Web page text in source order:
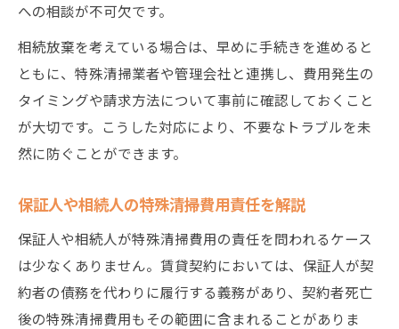
への相談が不可欠です。
相続放棄を考えている場合は、早めに手続きを進めると
ともに、特殊清掃業者や管理会社と連携し、費用発生の
タイミングや請求方法について事前に確認しておくこと
が大切です。こうした対応により、不要なトラブルを未
然に防ぐことができます。
保証人や相続人の特殊清掃費用責任を解説
保証人や相続人が特殊清掃費用の責任を問われるケース
は少なくありません。賃貸契約においては、保証人が契
約者の債務を代わりに履行する義務があり、契約者死亡
後の特殊清掃費用もその範囲に含まれることがありま